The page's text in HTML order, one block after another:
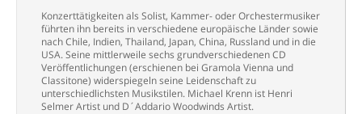
Konzerttätigkeiten als Solist, Kammer- oder Orchestermusiker
führten ihn bereits in verschiedene europäische Länder sowie
nach Chile, Indien, Thailand, Japan, China, Russland und in die
USA. Seine mittlerweile sechs grundverschiedenen CD
Veröffentlichungen (erschienen bei Gramola Vienna und
Classitone) widerspiegeln seine Leidenschaft zu
unterschiedlichsten Musikstilen. Michael Krenn ist Henri
Selmer Artist und D´Addario Woodwinds Artist.